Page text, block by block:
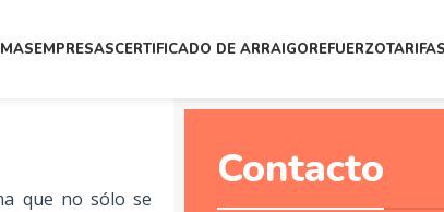
EMPRESASCERTIFICADO DE ARRAIGOREFUERZOTARIFAS
que no sólo se
Contacto